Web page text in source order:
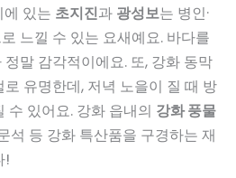
에 있는 초지진과 광성보는 병인·
느낄 수 있는 요새예요. 바다를
말 감각적이에요. 또, 강화 동막
유명한데, 저녁 노을이 질 때 방
수 있어요. 강화 읍내의 강화 풍물
석 등 강화 특산품을 구경하는 재
!